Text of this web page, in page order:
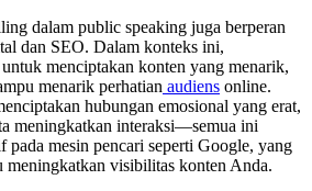
dalam public speaking juga berperan
dan SEO. Dalam konteks ini,
menciptakan konten yang menarik,
menarik perhatian audiens online.
hubungan emosional yang erat,
meningkatkan interaksi—semua ini
pada mesin pencari seperti Google, yang
meningkatkan visibilitas konten Anda.